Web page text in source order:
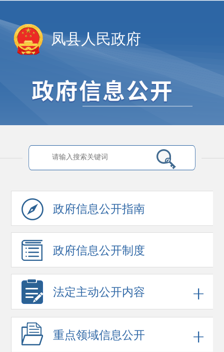
凤县人民政府
政府信息公开指南
政府信息公开制度
法定主动公开内容
重点领域信息公开